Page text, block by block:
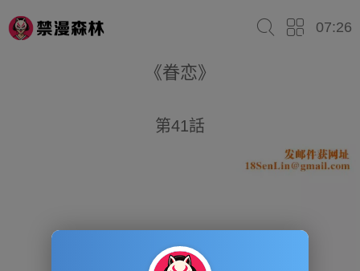
07:26
《眷恋》
第41話